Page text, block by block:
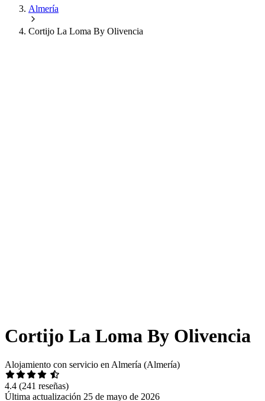
Almería
Cortijo La Loma By Olivencia
Cortijo La Loma By Olivencia
Alojamiento con servicio en Almería (Almería)
4.4 (241 reseñas)
Última actualización 25 de mayo de 2026